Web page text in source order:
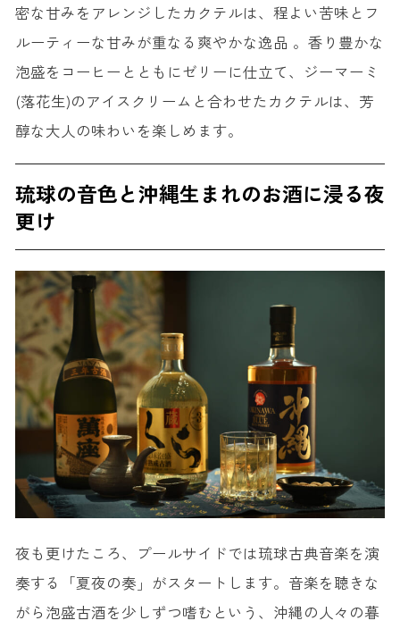
密な甘みをアレンジしたカクテルは、程よい苦味とフ
ルーティーな甘みが重なる爽やかな逸品 。香り豊かな
泡盛をコーヒーとともにゼリーに仕立て、ジーマーミ
(落花生)のアイスクリームと合わせたカクテルは、芳
醇な大人の味わいを楽しめます。
琉球の音色と沖縄生まれのお酒に浸る夜
更け
夜も更けたころ、プールサイドでは琉球古典音楽を演
奏する「夏夜の奏」がスタートします。音楽を聴きな
がら泡盛古酒を少しずつ嗜むという、沖縄の人々の暮